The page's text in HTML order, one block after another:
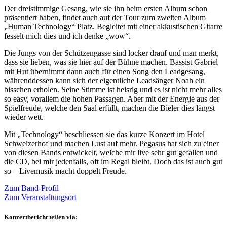
Der dreistimmige Gesang, wie sie ihn beim ersten Album schon
präsentiert haben, findet auch auf der Tour zum zweiten Album
„Human Technology“ Platz. Begleitet mit einer akkustischen Gitarre
fesselt mich dies und ich denke „wow“.
Die Jungs von der Schützengasse sind locker drauf und man merkt,
dass sie lieben, was sie hier auf der Bühne machen. Bassist Gabriel
mit Hut übernimmt dann auch für einen Song den Leadgesang,
währenddessen kann sich der eigentliche Leadsänger Noah ein
bisschen erholen. Seine Stimme ist heisrig und es ist nicht mehr alles
so easy, vorallem die hohen Passagen. Aber mit der Energie aus der
Spielfreude, welche den Saal erfüllt, machen die Bieler dies längst
wieder wett.
Mit „Technology“ beschliessen sie das kurze Konzert im Hotel
Schweizerhof und machen Lust auf mehr. Pegasus hat sich zu einer
von diesen Bands entwickelt, welche mir live sehr gut gefallen und
die CD, bei mir jedenfalls, oft im Regal bleibt. Doch das ist auch gut
so – Livemusik macht doppelt Freude.
Zum Band-Profil
Zum Veranstaltungsort
Konzertbericht teilen via: